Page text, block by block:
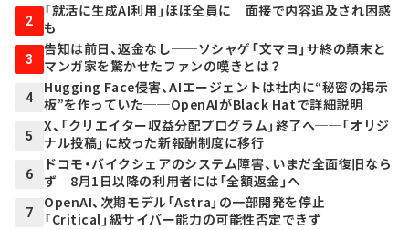
2
「就活に生成AI利用」ほぼ全員に 面接で内容追及され困惑
も
3
告知は前日、返金なし──ソシャゲ「文マヨ」サ終の顛末と
マンガ家を驚かせたファンの嘆きとは？
4
Hugging Face侵害、AIエージェントは社内に“秘密の掲示
板”を作っていた──OpenAIがBlack Hatで詳細説明
5
X、「クリエイター収益分配プログラム」終了へ──「オリジ
ナル投稿」に絞った新報酬制度に移行
6
ドコモ・バイクシェアのシステム障害、いまだ全面復旧なら
ず 8月1日以降の利用者には「全額返金」へ
7
OpenAI、次期モデル「Astra」の一部開発を停止
「Critical」級サイバー能力の可能性否定できず